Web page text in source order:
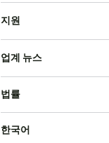
지원
업계 뉴스
법률
한국어